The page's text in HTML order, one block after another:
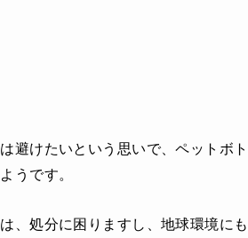
避けたいという思いで、ペットボ
うです。
、処分に困りますし、地球環境にも